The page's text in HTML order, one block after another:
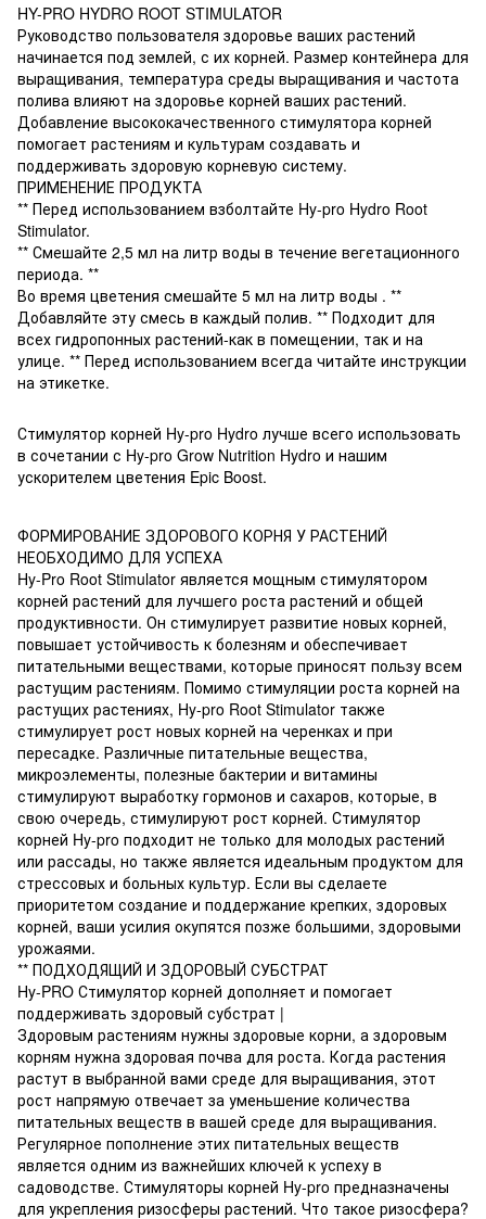
HY-PRO HYDRO ROOT STIMULATOR
Руководство пользователя здоровье ваших растений
начинается под землей, с их корней. Размер контейнера для
выращивания, температура среды выращивания и частота
полива влияют на здоровье корней ваших растений.
Добавление высококачественного стимулятора корней
помогает растениям и культурам создавать и
поддерживать здоровую корневую систему.
ПРИМЕНЕНИЕ ПРОДУКТА
** Перед использованием взболтайте Hy-pro Hydro Root
Stimulator.
** Смешайте 2,5 мл на литр воды в течение вегетационного
периода. **
Во время цветения смешайте 5 мл на литр воды . **
Добавляйте эту смесь в каждый полив. ** Подходит для
всех гидропонных растений-как в помещении, так и на
улице. ** Перед использованием всегда читайте инструкции
на этикетке.
Стимулятор корней Hy-pro Hydro лучше всего использовать
в сочетании с Hy-pro Grow Nutrition Hydro и нашим
ускорителем цветения Epic Boost.
ФОРМИРОВАНИЕ ЗДОРОВОГО КОРНЯ У РАСТЕНИЙ
НЕОБХОДИМО ДЛЯ УСПЕХА
Hy-Pro Root Stimulator является мощным стимулятором
корней растений для лучшего роста растений и общей
продуктивности. Он стимулирует развитие новых корней,
повышает устойчивость к болезням и обеспечивает
питательными веществами, которые приносят пользу всем
растущим растениям. Помимо стимуляции роста корней на
растущих растениях, Hy-pro Root Stimulator также
стимулирует рост новых корней на черенках и при
пересадке. Различные питательные вещества,
микроэлементы, полезные бактерии и витамины
стимулируют выработку гормонов и сахаров, которые, в
свою очередь, стимулируют рост корней. Стимулятор
корней Hy-pro подходит не только для молодых растений
или рассады, но также является идеальным продуктом для
стрессовых и больных культур. Если вы сделаете
приоритетом создание и поддержание крепких, здоровых
корней, ваши усилия окупятся позже большими, здоровыми
урожаями.
** ПОДХОДЯЩИЙ И ЗДОРОВЫЙ СУБСТРАТ
Hy-PRO Стимулятор корней дополняет и помогает
поддерживать здоровый субстрат |
Здоровым растениям нужны здоровые корни, а здоровым
корням нужна здоровая почва для роста. Когда растения
растут в выбранной вами среде для выращивания, этот
рост напрямую отвечает за уменьшение количества
питательных веществ в вашей среде для выращивания.
Регулярное пополнение этих питательных веществ
является одним из важнейших ключей к успеху в
садоводстве. Стимуляторы корней Hy-pro предназначены
для укрепления ризосферы растений. Что такое ризосфера?